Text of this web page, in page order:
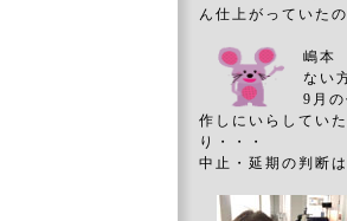
ん仕上がっていた
嶋本
ない
9月
作しにいらしてい
り・・・
中止・延期の判断